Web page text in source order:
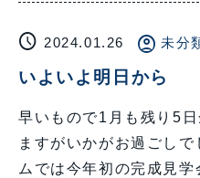
schedule 2024.01.26 account_circle 未分
いよいよ明日から
早いもので1月も残り5
ますがいかがお過ごし
ムでは今年初の完成見